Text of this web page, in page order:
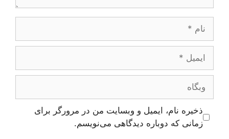
ایمیل
وبگاه
ذخیره نام، ایمیل و وبسایت من در مرورگر برای
زمانی که دوباره دیدگاهی می‌نویسم.